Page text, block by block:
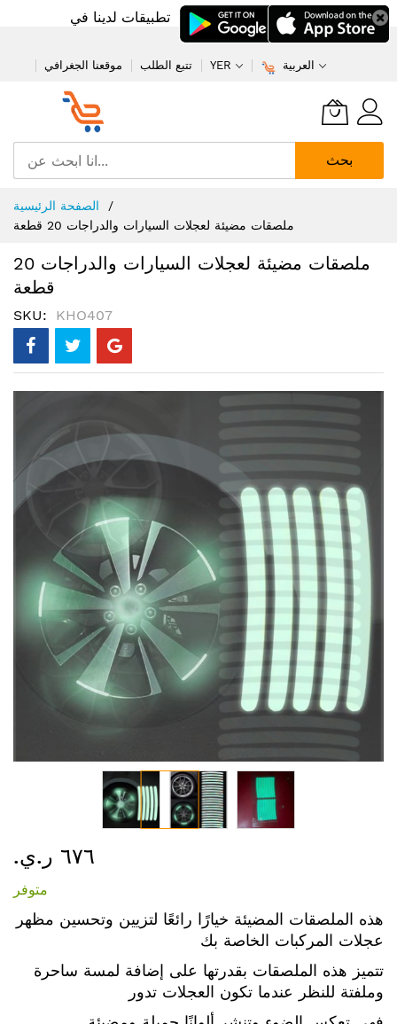
تطبيقات لدينا في
موقعنا الجغرافي تتبع الطلب YER العربية
بحث
إلى
المحتوى
الصفحة الرئيسية
ملصقات مضيئة لعجلات السيارات والدراجات 20 قطعة
ملصقات مضيئة لعجلات السيارات والدراجات 20
قطعة
SKU KHO407
معرض
الصور
إلى
معرض
الصور
٦٧٦ ر.ي.‏
متوفر
هذه الملصقات المضيئة خيارًا رائعًا لتزيين وتحسين مظهر
عجلات المركبات الخاصة بك
تتميز هذه الملصقات بقدرتها على إضافة لمسة ساحرة
وملفتة للنظر عندما تكون العجلات تدور